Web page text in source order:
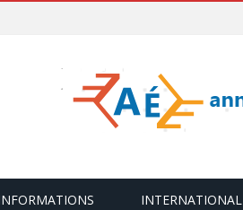
INTERNATIONAL